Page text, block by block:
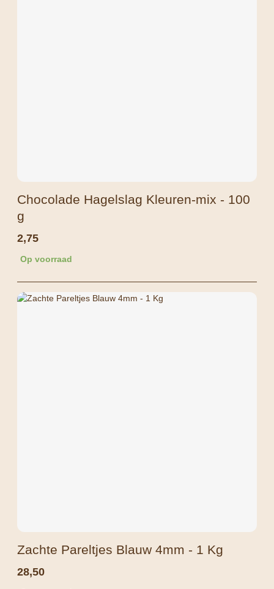
Chocolade Hagelslag Kleuren-mix - 100
g
2,75
Op voorraad
Zachte Pareltjes Blauw 4mm - 1 Kg
28,50